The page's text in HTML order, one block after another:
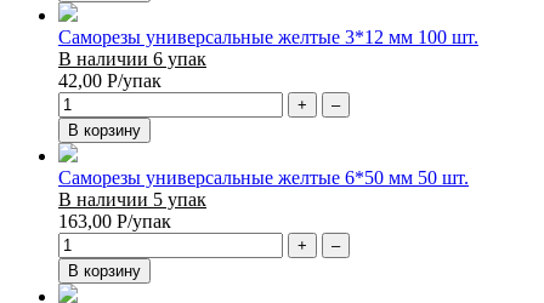
Саморезы универсальные желтые 3*12 мм 100 шт.
В наличии 6 упак
42,00 Р/упак
+
–
В корзину
Саморезы универсальные желтые 6*50 мм 50 шт.
В наличии 5 упак
163,00 Р/упак
+
–
В корзину